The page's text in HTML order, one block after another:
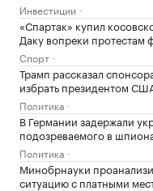
Инвестиции
«Спартак» купил
Даку вопреки протестам
Спорт
Трамп рассказал
избрать президентом
Политика
В Германии задержали
подозреваемого в
Политика
Минобрнауки
ситуацию с платными